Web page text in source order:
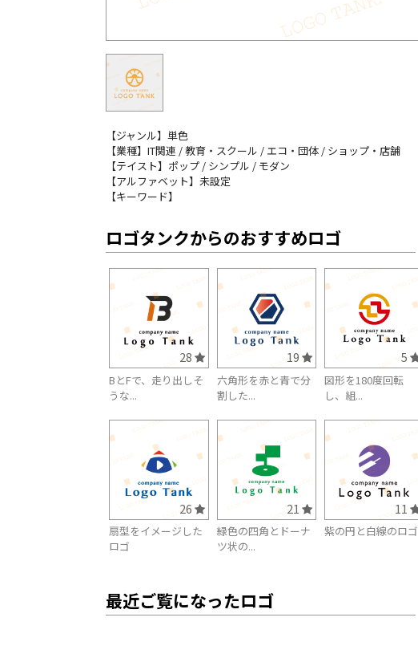
【ジャンル】単色
【業種】IT関連 / 教育・スクール / エコ・団体 / ショップ・店舗
【テイスト】ポップ / シンプル / モダン
【アルファベット】未設定
【キーワード】
ロゴタンクからのおすすめロゴ
28
BとFで、走り出しそ
うな...
19
六角形を赤と青で分
割した...
5
図形を180度回転
し、組...
26
扇型をイメージした
ロゴ
21
緑色の四角とドーナ
ツ状の...
11
紫の円と白線のロゴ
最近ご覧になったロゴ